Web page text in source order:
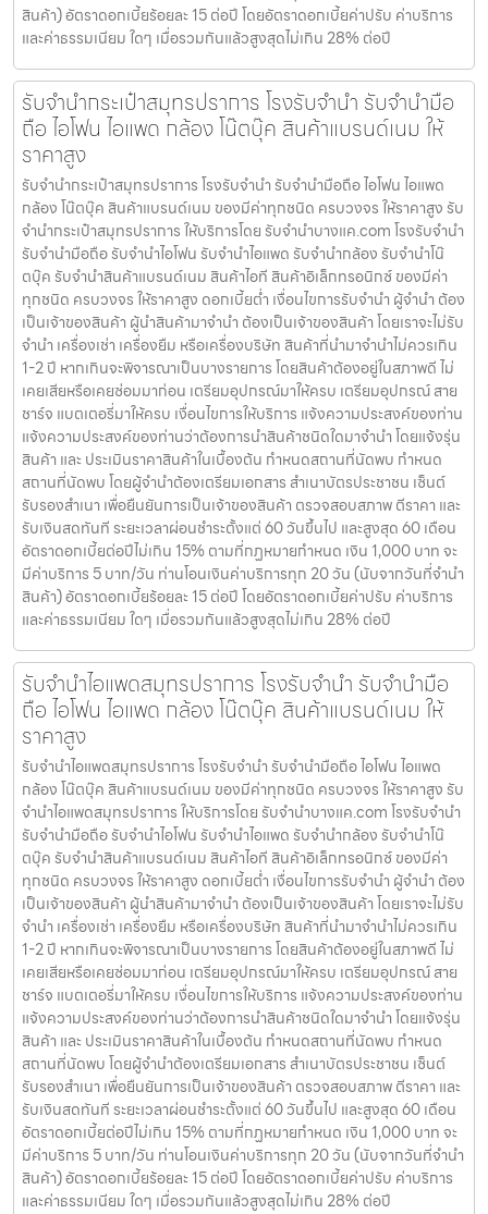
สินค้า) อัตราดอกเบี้ยร้อยละ 15 ต่อปี โดยอัตราดอกเบี้ยค่าปรับ ค่าบริการ
และค่าธรรมเนียม ใดๆ เมื่อรวมกันแล้วสูงสุดไม่เกิน 28% ต่อปี
รับจำนำกระเป๋าสมุทรปราการ โรงรับจำนำ รับจำนำมือ
ถือ ไอโฟน ไอแพด กล้อง โน๊ตบุ๊ค สินค้าแบรนด์เนม ให้
ราคาสูง
รับจำนำกระเป๋าสมุทรปราการ โรงรับจำนำ รับจำนำมือถือ ไอโฟน ไอแพด
กล้อง โน๊ตบุ๊ค สินค้าแบรนด์เนม ของมีค่าทุกชนิด ครบวงจร ให้ราคาสูง รับ
จำนำกระเป๋าสมุทรปราการ ให้บริการโดย รับจํานําบางแค.com โรงรับจำนำ
รับจำนำมือถือ รับจำนำไอโฟน รับจำนำไอแพด รับจำนำกล้อง รับจำนำโน๊
ตบุ๊ค รับจำนำสินค้าแบรนด์เนม สินค้าไอที สินค้าอิเล็กทรอนิกซ์ ของมีค่า
ทุกชนิด ครบวงจร ให้ราคาสูง ดอกเบี้ยต่ำ เงื่อนไขการรับจำนำ ผู้จำนำ ต้อง
เป็นเจ้าของสินค้า ผู้นำสินค้ามาจำนำ ต้องเป็นเจ้าของสินค้า โดยเราจะไม่รับ
จำนำ เครื่องเช่า เครื่องยืม หรือเครื่องบริษัท สินค้าที่นำมาจำนำไม่ควรเกิน
1-2 ปี หากเกินจะพิจารณาเป็นบางรายการ โดยสินค้าต้องอยู่ในสภาพดี ไม่
เคยเสียหรือเคยซ่อมมาก่อน เตรียมอุปกรณ์มาให้ครบ เตรียมอุปกรณ์ สาย
ชาร์จ แบตเตอรี่มาให้ครบ เงื่อนไขการให้บริการ แจ้งความประสงค์ของท่าน
แจ้งความประสงค์ของท่านว่าต้องการนำสินค้าชนิดใดมาจำนำ โดยแจ้งรุ่น
สินค้า และ ประเมินราคาสินค้าในเบื้องต้น กำหนดสถานที่นัดพบ กำหนด
สถานที่นัดพบ โดยผู้จำนำต้องเตรียมเอกสาร สำเนาบัตรประชาชน เซ็นต์
รับรองสำเนา เพื่อยืนยันการเป็นเจ้าของสินค้า ตรวจสอบสภาพ ตีราคา และ
รับเงินสดทันที ระยะเวลาผ่อนชำระตั้งแต่ 60 วันขึ้นไป และสูงสุด 60 เดือน
อัตราดอกเบี้ยต่อปีไม่เกิน 15% ตามที่กฏหมายกำหนด เงิน 1,000 บาท จะ
มีค่าบริการ 5 บาท/วัน ท่านโอนเงินค่าบริการทุก 20 วัน (นับจากวันที่จำนำ
สินค้า) อัตราดอกเบี้ยร้อยละ 15 ต่อปี โดยอัตราดอกเบี้ยค่าปรับ ค่าบริการ
และค่าธรรมเนียม ใดๆ เมื่อรวมกันแล้วสูงสุดไม่เกิน 28% ต่อปี
รับจำนำไอแพดสมุทรปราการ โรงรับจำนำ รับจำนำมือ
ถือ ไอโฟน ไอแพด กล้อง โน๊ตบุ๊ค สินค้าแบรนด์เนม ให้
ราคาสูง
รับจำนำไอแพดสมุทรปราการ โรงรับจำนำ รับจำนำมือถือ ไอโฟน ไอแพด
กล้อง โน๊ตบุ๊ค สินค้าแบรนด์เนม ของมีค่าทุกชนิด ครบวงจร ให้ราคาสูง รับ
จำนำไอแพดสมุทรปราการ ให้บริการโดย รับจํานําบางแค.com โรงรับจำนำ
รับจำนำมือถือ รับจำนำไอโฟน รับจำนำไอแพด รับจำนำกล้อง รับจำนำโน๊
ตบุ๊ค รับจำนำสินค้าแบรนด์เนม สินค้าไอที สินค้าอิเล็กทรอนิกซ์ ของมีค่า
ทุกชนิด ครบวงจร ให้ราคาสูง ดอกเบี้ยต่ำ เงื่อนไขการรับจำนำ ผู้จำนำ ต้อง
เป็นเจ้าของสินค้า ผู้นำสินค้ามาจำนำ ต้องเป็นเจ้าของสินค้า โดยเราจะไม่รับ
จำนำ เครื่องเช่า เครื่องยืม หรือเครื่องบริษัท สินค้าที่นำมาจำนำไม่ควรเกิน
1-2 ปี หากเกินจะพิจารณาเป็นบางรายการ โดยสินค้าต้องอยู่ในสภาพดี ไม่
เคยเสียหรือเคยซ่อมมาก่อน เตรียมอุปกรณ์มาให้ครบ เตรียมอุปกรณ์ สาย
ชาร์จ แบตเตอรี่มาให้ครบ เงื่อนไขการให้บริการ แจ้งความประสงค์ของท่าน
แจ้งความประสงค์ของท่านว่าต้องการนำสินค้าชนิดใดมาจำนำ โดยแจ้งรุ่น
สินค้า และ ประเมินราคาสินค้าในเบื้องต้น กำหนดสถานที่นัดพบ กำหนด
สถานที่นัดพบ โดยผู้จำนำต้องเตรียมเอกสาร สำเนาบัตรประชาชน เซ็นต์
รับรองสำเนา เพื่อยืนยันการเป็นเจ้าของสินค้า ตรวจสอบสภาพ ตีราคา และ
รับเงินสดทันที ระยะเวลาผ่อนชำระตั้งแต่ 60 วันขึ้นไป และสูงสุด 60 เดือน
อัตราดอกเบี้ยต่อปีไม่เกิน 15% ตามที่กฏหมายกำหนด เงิน 1,000 บาท จะ
มีค่าบริการ 5 บาท/วัน ท่านโอนเงินค่าบริการทุก 20 วัน (นับจากวันที่จำนำ
สินค้า) อัตราดอกเบี้ยร้อยละ 15 ต่อปี โดยอัตราดอกเบี้ยค่าปรับ ค่าบริการ
และค่าธรรมเนียม ใดๆ เมื่อรวมกันแล้วสูงสุดไม่เกิน 28% ต่อปี